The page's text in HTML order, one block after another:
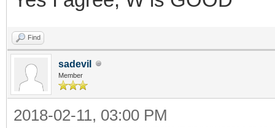
Find
sadevil
Member
2018-02-11, 03:00 PM